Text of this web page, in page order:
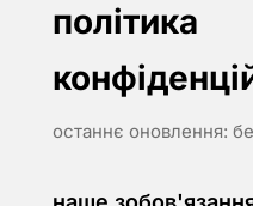
політика
останнє оновлення: